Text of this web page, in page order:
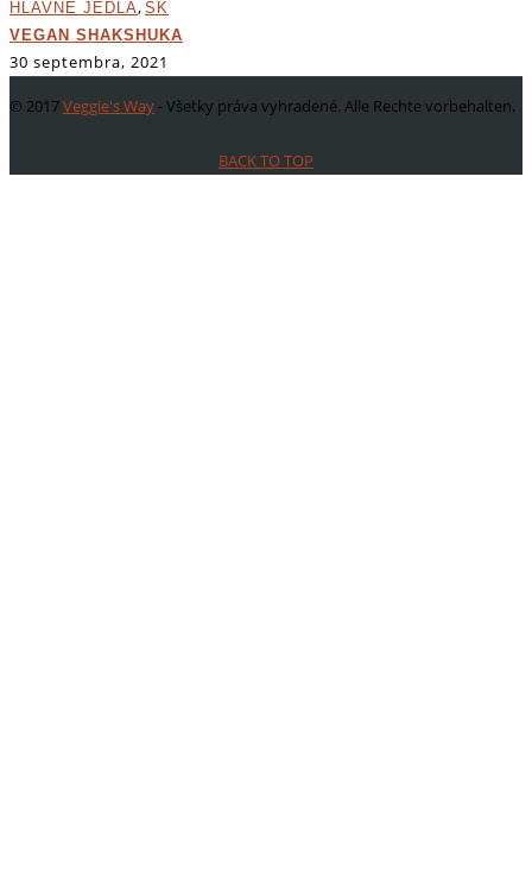
HLAVNÉ JEDLÁ, SK
VEGAN SHAKSHUKA
30 septembra, 2021
© 2017Veggie's Way - Všetky práva vyhradené. Alle Rechte vorbehalten.
BACK TO TOP